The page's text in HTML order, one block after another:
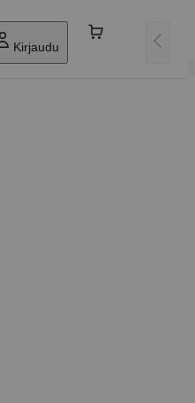
Kirjaudu